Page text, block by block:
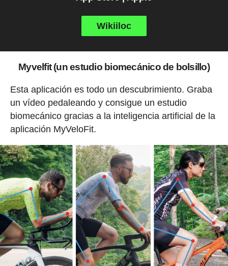
Wikiiloc
Myvelfit (un estudio biomecánico de bolsillo)
Esta aplicación es todo un descubrimiento. Graba
un vídeo pedaleando y consigue un estudio
biomecánico gracias a la inteligencia artificial de la
aplicación MyVeloFit.